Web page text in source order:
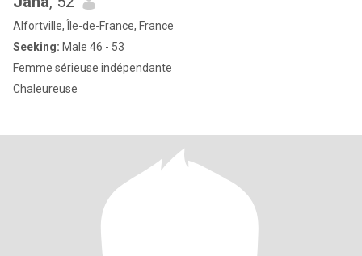
Alfortville, Île-de-France, France
Seeking: Male 46 - 53
Femme sérieuse indépendante
Chaleureuse